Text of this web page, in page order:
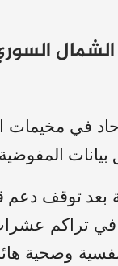
في مخيمات
بعد توقف
تراكم عشرات
وصحية